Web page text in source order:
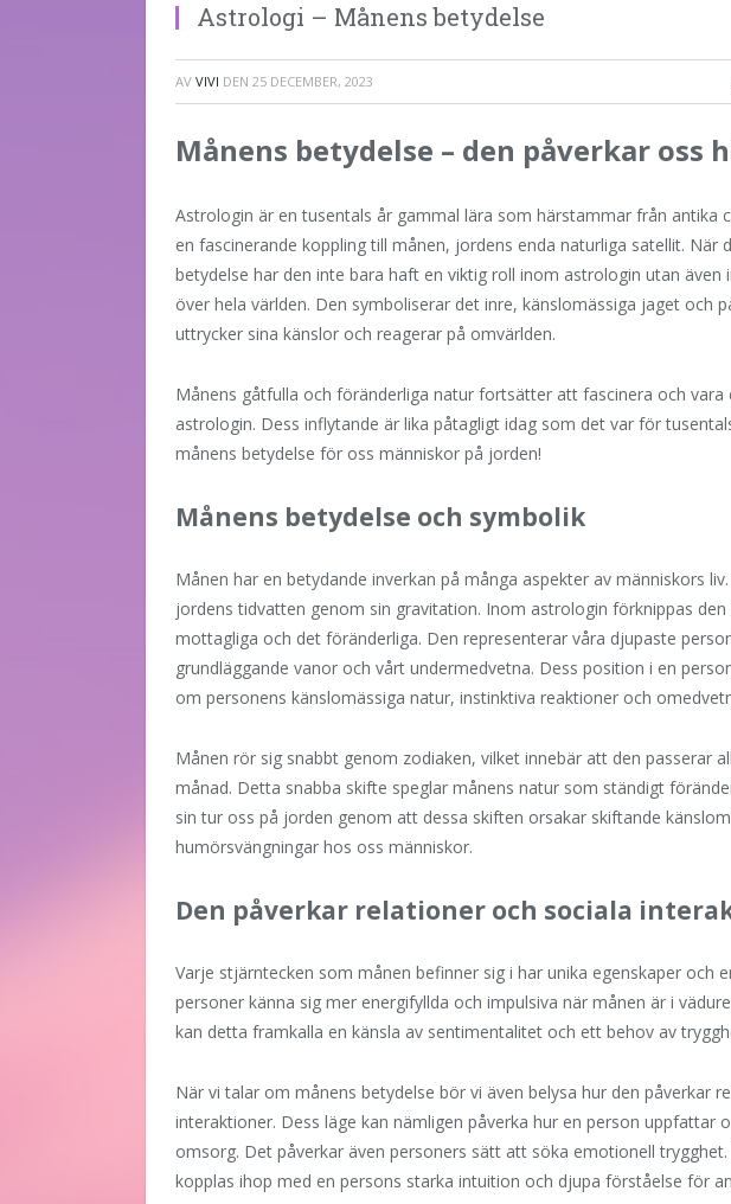
Astrologi – Månens betydelse
AV VIVI DEN 25 DECEMBER, 2023
Månens betydelse – den påverkar oss
Astrologin är en tusentals år gammal lära som härstammar från antika
en fascinerande koppling till månen, jordens enda naturliga satellit. När
betydelse har den inte bara haft en viktig roll inom astrologin utan även
över hela världen. Den symboliserar det inre, känslomässiga jaget och
uttrycker sina känslor och reagerar på omvärlden.
Månens gåtfulla och föränderliga natur fortsätter att fascinera och vara
astrologin. Dess inflytande är lika påtagligt idag som det var för
månens betydelse för oss människor på jorden!
Månens betydelse och symbolik
Månen har en betydande inverkan på många aspekter av människors
jordens tidvatten genom sin gravitation. Inom astrologin förknippas
mottagliga och det föränderliga. Den representerar våra djupaste
grundläggande vanor och vårt undermedvetna. Dess position i en
om personens känslomässiga natur, instinktiva reaktioner och
Månen rör sig snabbt genom zodiaken, vilket innebär att den passerar
månad. Detta snabba skifte speglar månens natur som ständigt
sin tur oss på jorden genom att dessa skiften orsakar skiftande
humörsvängningar hos oss människor.
Den påverkar relationer och sociala
Varje stjärntecken som månen befinner sig i har unika egenskaper och
personer känna sig mer energifyllda och impulsiva när månen är i
kan detta framkalla en känsla av sentimentalitet och ett behov av
När vi talar om månens betydelse bör vi även belysa hur den påverkar
interaktioner. Dess läge kan nämligen påverka hur en person uppfattar
omsorg. Det påverkar även personers sätt att söka emotionell
kopplas ihop med en persons starka intuition och djupa förståelse för